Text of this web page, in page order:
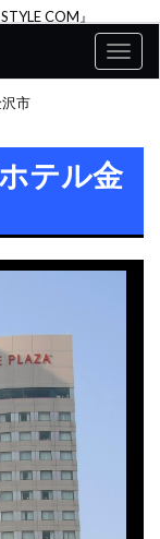
COM』
市
テル金